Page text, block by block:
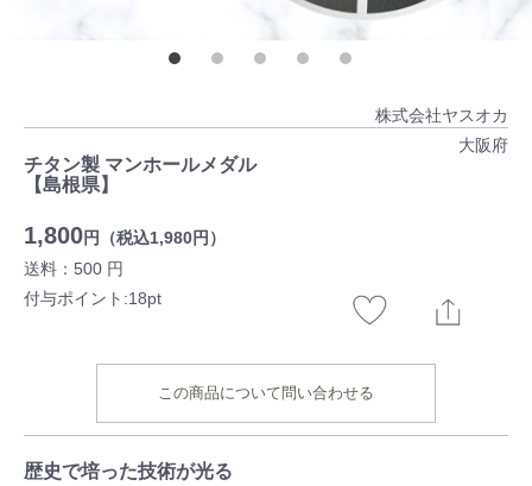
株式会社ヤスオカ
大阪府
チタン製 マンホールメダル
【島根県】
1,800円（税込1,980円）
送料：500 円
付与ポイント:18pt
この商品について問い合わせる
歴史で培った技術が光る